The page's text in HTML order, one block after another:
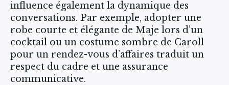
influence également la dynamique des
conversations. Par exemple, adopter une
robe courte et élégante de Maje lors d’un
cocktail ou un costume sombre de Caroll
pour un rendez-vous d’affaires traduit un
respect du cadre et une assurance
communicative.